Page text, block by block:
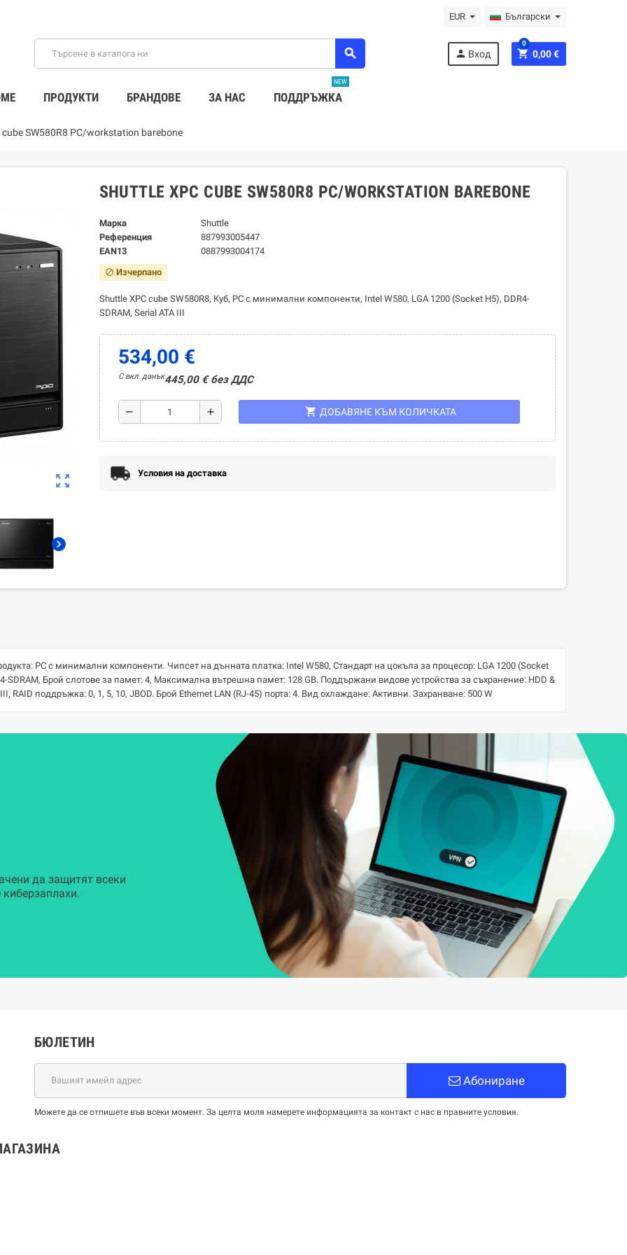
EUR Български
search person Вход shopping_cart 0,00 €
0
ПРОДУКТИ БРАНДОВЕ ЗА НАС ПОДДРЪЖКА
NEW
cube SW580R8 PC/workstation barebone
zoom_out_map
chevron_right
SHUTTLE XPC CUBE SW580R8 PC/WORKSTATION BAREBONE
Марка
Shuttle
Референция
887993005447
EAN13
0887993004174
block Изчерпано
Shuttle XPC cube SW580R8, Куб, РС с минимални компоненти, Intel W580, LGA 1200 (Socket H5), DDR4-
SDRAM, Serial ATA III
534,00 €
С вкл. данък445,00 € без ДДС
remove add shopping_cart ДОБАВЯНЕ КЪМ КОЛИЧКАТА
Условия на доставка
РС с минимални компоненти. Чипсет на дънната платка: Intel W580, Стандарт на цокъла за процесор: LGA 1200 (Socket
SDRAM, Брой слотове за памет: 4, Максимална вътрешна памет: 128 GB. Поддържани видове устройства за съхранение: HDD &
RAID поддръжка: 0, 1, 5, 10, JBOD. Брой Ethernet LAN (RJ-45) порта: 4. Вид охлаждане: Активни. Захранване: 500 W
да защитят всеки
БЮЛЕТИН
Абониране
Можете да се отпишете във всеки момент. За целта моля намерете информацията за контакт с нас в правните условия.